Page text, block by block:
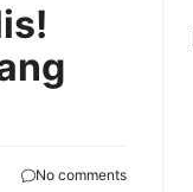
No comments